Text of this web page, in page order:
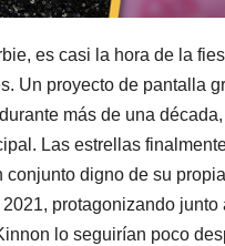
es casi la hora de la
Un proyecto de pantalla
más de una
Las estrellas
conjunto digno de su
protagonizando
lo seguirían poco